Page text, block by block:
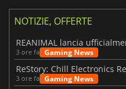
NOTIZIE, OFFERTE
REANIMAL lancia
3 ore fa Gaming News
3 ore fa Gaming News